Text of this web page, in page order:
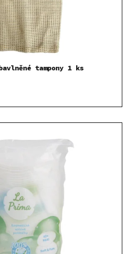
tampony 1 ks